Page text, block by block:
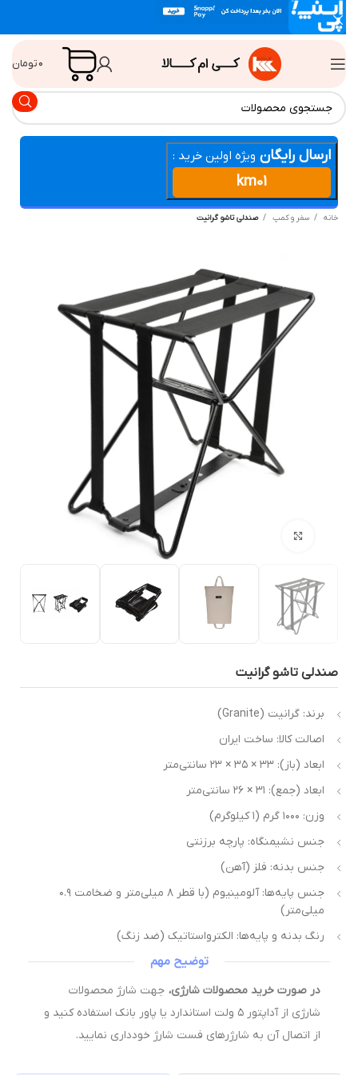
تومان
ارسال رایگان ویژه اولین خرید :
km01
سفر و کمپ صندلی تاشو گرانیت
بزرگنمایی تصویر
تاشو گرانیت
برند: گرانیت (Granite)
اصالت کالا: ساخت ایران
ابعاد (باز): ۳۳ × ۳۵ × ۲۳ سانتی‌متر
ابعاد (جمع): ۳۱ × ۲۶ سانتی‌متر
وزن: ۱۰۰۰ گرم (۱ کیلوگرم)
جنس نشیمنگاه: پارچه برزنتی
جنس بدنه: فلز (آهن)
جنس پایه‌ها: آلومینیوم (با قطر ۸ میلی‌متر و ضخامت ۰.۹
میلی‌متر)
رنگ بدنه و پایه‌ها: الکترواستاتیک (ضد زنگ)
توضیح مهم
در صورت خرید محصولات شارژی،جهت شارژ محصولات
شارژی از آداپتور ۵ ولت استاندارد یا پاور بانک استفاده کنید و
از اتصال آن به شارژرهای فست شارژ خودداری نمایید.